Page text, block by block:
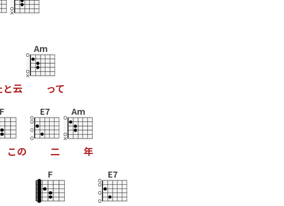
と云
Am
って
F
この
E7
二
Am
年
F E7